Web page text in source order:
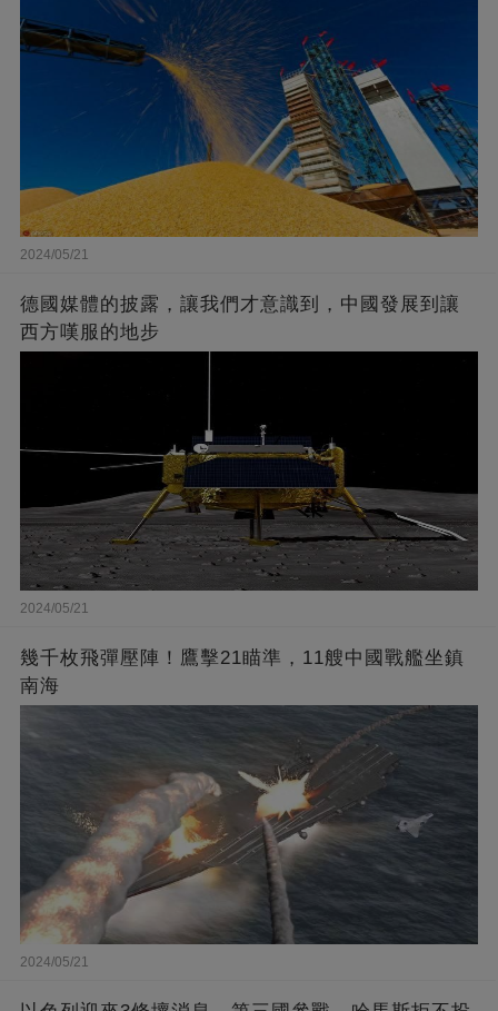
2024/05/21
德國媒體的披露，讓我們才意識到，中國發展到讓
西方嘆服的地步
2024/05/21
幾千枚飛彈壓陣！鷹擊21瞄準，11艘中國戰艦坐鎮
南海
2024/05/21